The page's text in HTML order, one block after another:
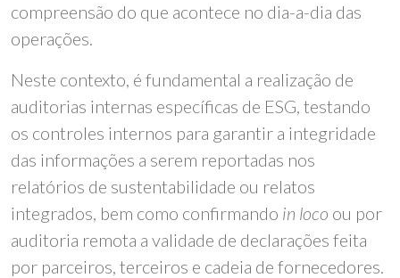
compreensão do que acontece no dia-a-dia das
operações.
Neste contexto, é fundamental a realização de
auditorias internas específicas de ESG, testando
os controles internos para garantir a integridade
das informações a serem reportadas nos
relatórios de sustentabilidade ou relatos
integrados, bem como confirmando in loco ou por
auditoria remota a validade de declarações feita
por parceiros, terceiros e cadeia de fornecedores.